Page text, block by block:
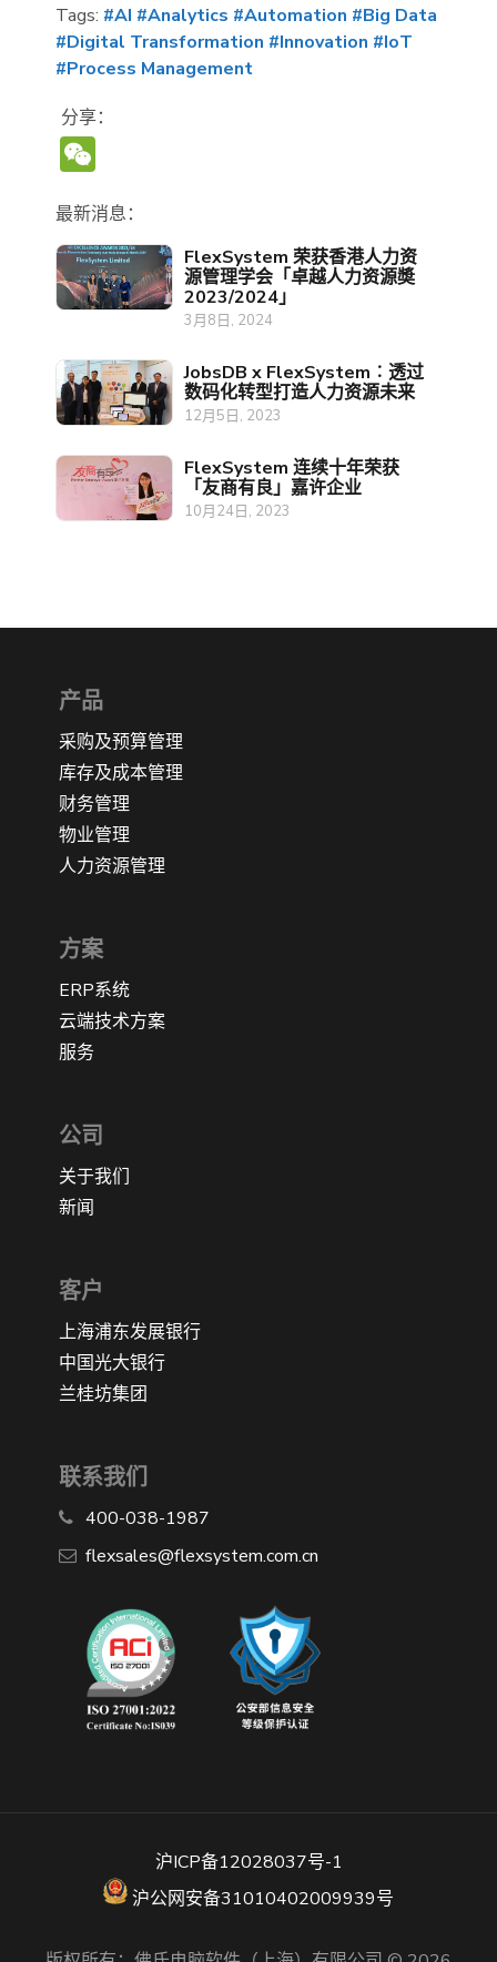
Tags: #AI #Analytics #Automation #Big Data
#Digital Transformation #Innovation #IoT
#Process Management
分享：
最新消息：
FlexSystem 荣获香港人力资
源管理学会「卓越人力资源奬
2023/2024」
3月8日, 2024
JobsDB x FlexSystem︰透过
数码化转型打造人力资源未来
12月5日, 2023
FlexSystem 连续十年荣获
「友商有良」嘉许企业
10月24日, 2023
产品
采购及预算管理
库存及成本管理
财务管理
物业管理
人力资源管理
方案
ERP系统
云端技术方案
服务
公司
关于我们
新闻
客户
上海浦东发展银行
中国光大银行
兰桂坊集团
联系我们
400-038-1987
​flexsales@flexsystem.com.cn
沪ICP备12028037号-1
沪公网安备31010402009939号